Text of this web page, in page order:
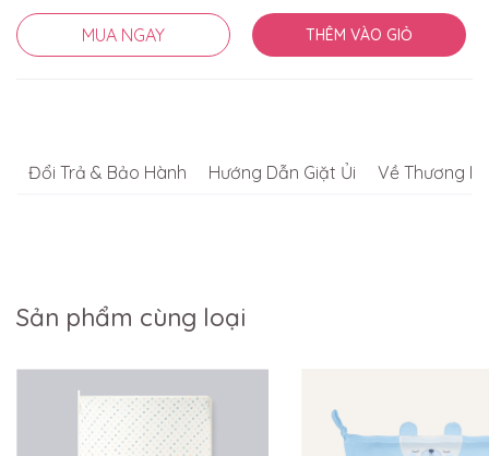
MUA NGAY THÊM VÀO GIỎ
Đổi Trả & Bảo Hành Hướng Dẫn Giặt Ủi Về Thương
Sản phẩm cùng loại